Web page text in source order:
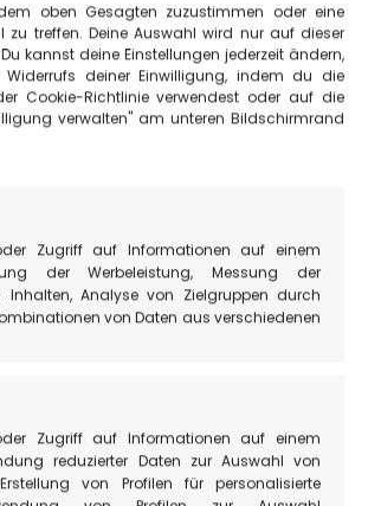
oben Gesagten zuzustimmen oder eine
zu treffen. Deine Auswahl wird nur auf dieser
kannst deine Einstellungen jederzeit ändern,
deiner Einwilligung, indem du die
Cookie-Richtlinie verwendest oder auf die
verwalten" am unteren Bildschirmrand
Zugriff auf Informationen auf einem
der Werbeleistung, Messung der
Inhalten, Analyse von Zielgruppen durch
von Daten aus verschiedenen
Zugriff auf Informationen auf einem
reduzierter Daten zur Auswahl von
von Profilen für personalisierte
ZU CASTELLUCCIO DI NORCIA